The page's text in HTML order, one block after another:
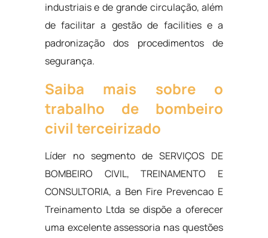
industriais e de grande circulação, além
de facilitar a gestão de facilities e a
padronização dos procedimentos de
segurança.
Saiba mais sobre o
trabalho de bombeiro
civil terceirizado
Líder no segmento de SERVIÇOS DE
BOMBEIRO CIVIL, TREINAMENTO E
CONSULTORIA, a Ben Fire Prevencao E
Treinamento Ltda se dispõe a oferecer
uma excelente assessoria nas questões